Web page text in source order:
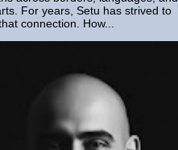
For years, Setu has strived to
connection. How...